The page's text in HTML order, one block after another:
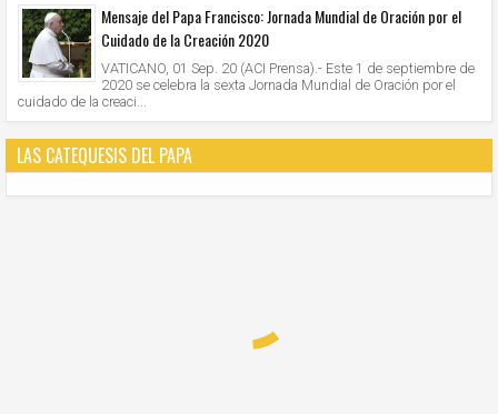
Mensaje del Papa Francisco: Jornada Mundial de Oración por el
Cuidado de la Creación 2020
VATICANO, 01 Sep. 20 (ACI Prensa).- Este 1 de septiembre de
2020 se celebra la sexta Jornada Mundial de Oración por el
cuidado de la creaci...
LAS CATEQUESIS DEL PAPA